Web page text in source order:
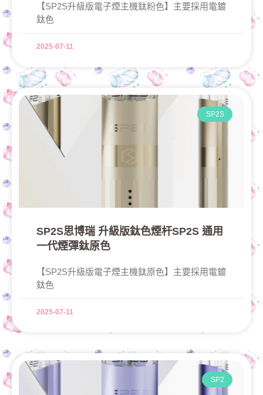
【SP2S升級版電子煙主機鈦粉色】主要採用電鍍
鈦色
2025-07-11
SP2S
SP2S思博瑞 升級版鈦色煙杆SP2S 通用
一代煙彈鈦原色
【SP2S升級版電子煙主機鈦原色】主要採用電鍍
鈦色
2025-07-11
SP2